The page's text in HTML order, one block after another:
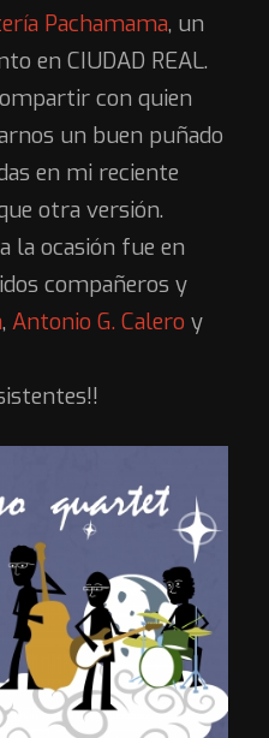
Pachamama​, un
en CIUDAD REAL.
con quien
un buen puñado
en mi reciente
otra versión.
la ocasión fue en
compañeros y
, Antonio G. Calero​ y